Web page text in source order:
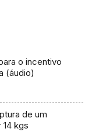
o incentivo
(áudio)
de um
kgs